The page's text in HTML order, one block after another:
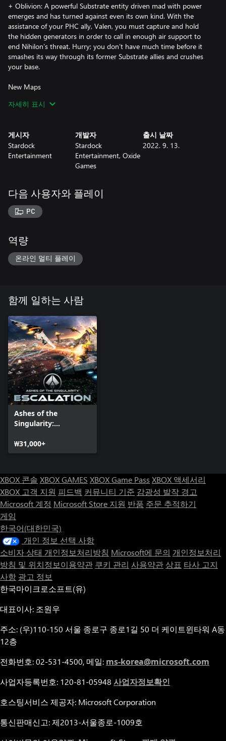
+ Oblivion: A powerful Substrate entity driven mad with power
emerges and has turned against even its own kind. With the
assistance of your PHC ally, Valen, you must capture and hold
the hidden generators in order to call in enough air support to
end Nihilon’s threat. Hurry; you don’t have much time before it
smashes its way through its former Substrate allies and crushes
your base.
New Maps
+ Barcia - This tiny four-player map is perfectly suited for a 2v2
+ Caneghem - Navigate the barren lowlands to claim the
concentrated resources on the plateaus of this small, four-player
map.
on this medium, six-player map.
+ Karnold - Go 4v1 (or 1v4) on this tight, asymmetrical medium
map - or try an unusual, but even, 2v2 setup.
+ Sirotek - Two starting locations in the center of this canyon
maze are exposed to attack, but command massive resources in
this small 3v3-optimized map.
자세히 표시
게시자
Stardock
Entertainment
개발자
Stardock
Entertainment, Oxide
Games
출시 날짜
2022. 9. 13.
다음 사용자와 플레이
PC
역량
온라인 멀티 플레이
함께 일하는 사람
Ashes of the
Singularity:
₩31,000+
XBOX 콘솔 XBOX GAMES XBOX Game Pass XBOX 액세서리
XBOX 고객 지원 피드백 커뮤니티 기준 감광성 발작 경고
Microsoft 계정 Microsoft Store 지원 반품 주문 추적하기
게임
한국어(대한민국)
개인 정보 선택 사항
소비자 상태 개인정보처리방침 Microsoft에 문의 개인정보처리
방침 및 위치정보이용약관 쿠키 관리 사용약관 상표 타사 고지
사항 광고 정보
한국마이크로소프트(유)
대표이사: 조원우
주소: (우)110-150 서울 종로구 종로1길 50 더 케이트윈타워 A동
12층
전화번호: 02-531-4500, 메일: ms-korea@microsoft.com
사업자등록번호: 120-81-05948 사업자정보확인
호스팅서비스 제공자: Microsoft Corporation
통신판매신고: 제2013-서울종로-1009호